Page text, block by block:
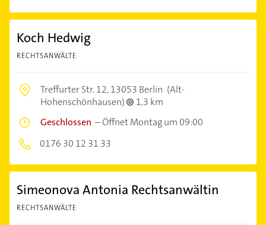
Koch Hedwig
RECHTSANWÄLTE
Treffurter Str. 12,13053 Berlin (Alt-
Hohenschönhausen)
1,3 km
Geschlossen –Öffnet Montag um 09:00
0176 30 12 31 33
Simeonova Antonia Rechtsanwältin
RECHTSANWÄLTE